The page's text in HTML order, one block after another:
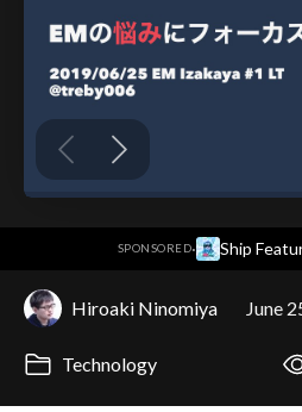
SPONSORED· Ship
Hiroaki Ninomiya June
Technology